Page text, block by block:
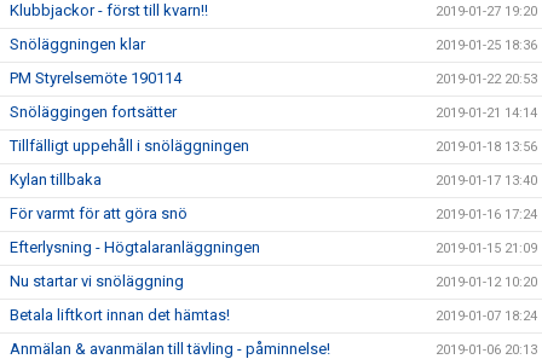
Klubbjackor - först till kvarn!! 2019-01-27 19:20
Snöläggningen klar 2019-01-25 18:36
PM Styrelsemöte 190114 2019-01-22 20:53
Snöläggingen fortsätter 2019-01-21 14:14
Tillfälligt uppehåll i snöläggningen 2019-01-18 13:56
Kylan tillbaka 2019-01-17 13:40
För varmt för att göra snö 2019-01-16 17:24
Efterlysning - Högtalaranläggningen 2019-01-15 21:09
Nu startar vi snöläggning 2019-01-12 10:20
Betala liftkort innan det hämtas! 2019-01-07 18:24
Anmälan & avanmälan till tävling - påminnelse! 2019-01-06 20:13